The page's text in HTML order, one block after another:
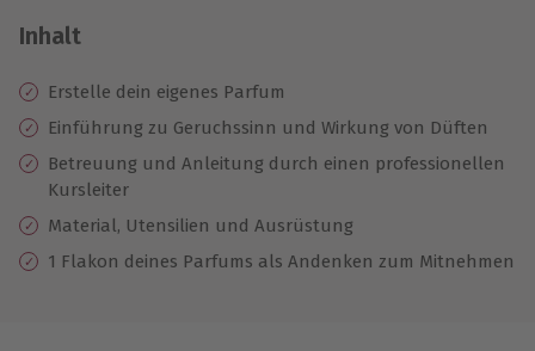
Inhalt
Erstelle dein eigenes Parfum
Einführung zu Geruchssinn und Wirkung von Düften
Betreuung und Anleitung durch einen professionellen
Kursleiter
Material, Utensilien und Ausrüstung
1 Flakon deines Parfums als Andenken zum Mitnehmen